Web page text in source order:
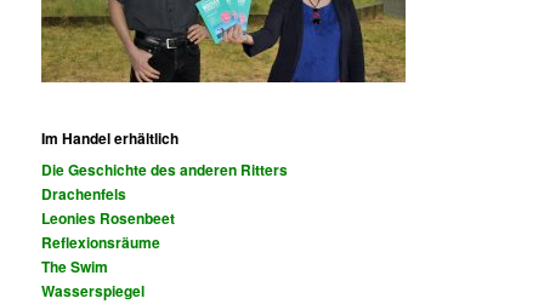
Im Handel erhältlich
Die Geschichte des anderen Ritters
Drachenfels
Leonies Rosenbeet
Reflexionsräume
The Swim
Wasserspiegel